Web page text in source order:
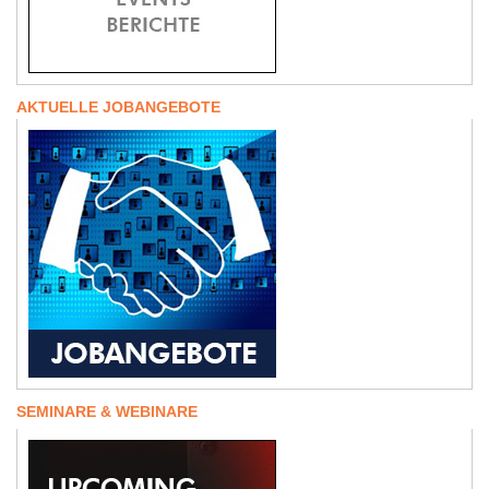
AKTUELLE JOBANGEBOTE
SEMINARE & WEBINARE